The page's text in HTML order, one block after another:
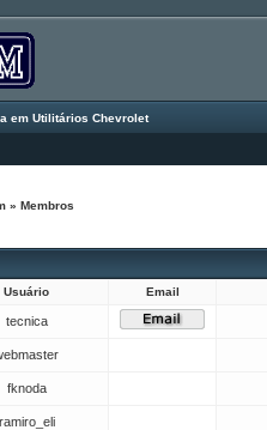
em Utilitários Chevrolet
» Membros
Usuário Email
tecnica
fknoda
ramiro_eli